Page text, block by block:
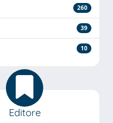
260
39
10
Editore